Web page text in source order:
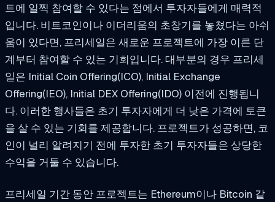
트에 일찍 참여할 수 있다는 점에서 투자자들에게 매력적
입니다. 비트코인이나 이더리움의 초창기를 놓쳤다는 아쉬
움이 있다면, 프리세일은 새로운 프로젝트에 가장 이른 단
계부터 참여할 수 있는 기회입니다. 대부분의 경우 프리세
일은 Initial Coin Offering(ICO), Initial Exchange
Offering(IEO), Initial DEX Offering(IDO) 이전에 진행됩니
다. 이러한 행사들은 초기 투자자에게 더 낮은 가격에 토큰
을 살 수 있는 기회를 제공합니다. 프로젝트가 성공하면, 코
인이 널리 알려지기 전에 투자한 초기 투자자들은 상당한
수익을 거둘 수 있습니다.
프리세일 기간 동안 프로젝트는 Ethereum이나 Bitcoin 같